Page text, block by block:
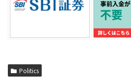
Politics